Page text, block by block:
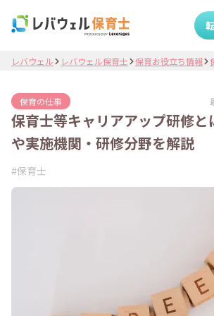
レバウェル レバウェル保育士 保育お役立ち情報
保育の仕事
保育士等キャリアアップ研修と
や実施機関・研修分野を解説
#保育士